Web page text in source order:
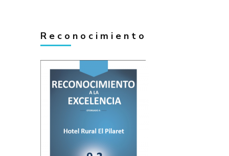
Reconocimiento